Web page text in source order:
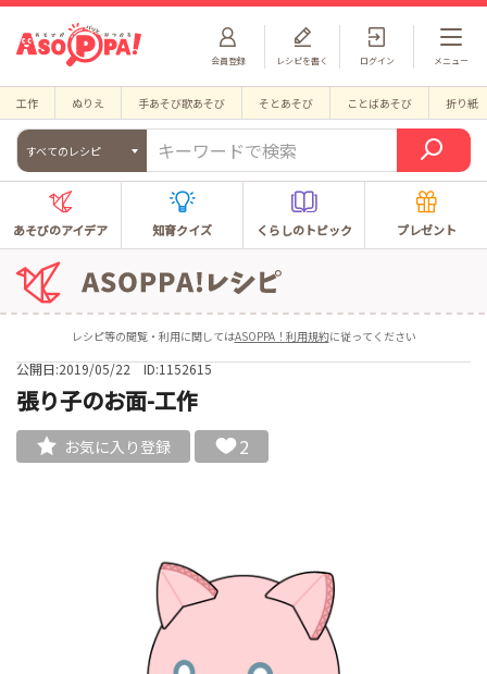
会員登録 ログイン
レシピを書く メニュー
工作 ぬりえ 手あそび歌あそび そとあそび ことばあそび 折り紙
すべてのレシピ
あそびのアイデア 知育クイズ くらしのトピック プレゼント
レシピ等の閲覧・利用に関してはASOPPA！利用規約に従ってください
公開日:2019/05/22 ID:1152615
張り子のお面-工作
お気に入り登録 2